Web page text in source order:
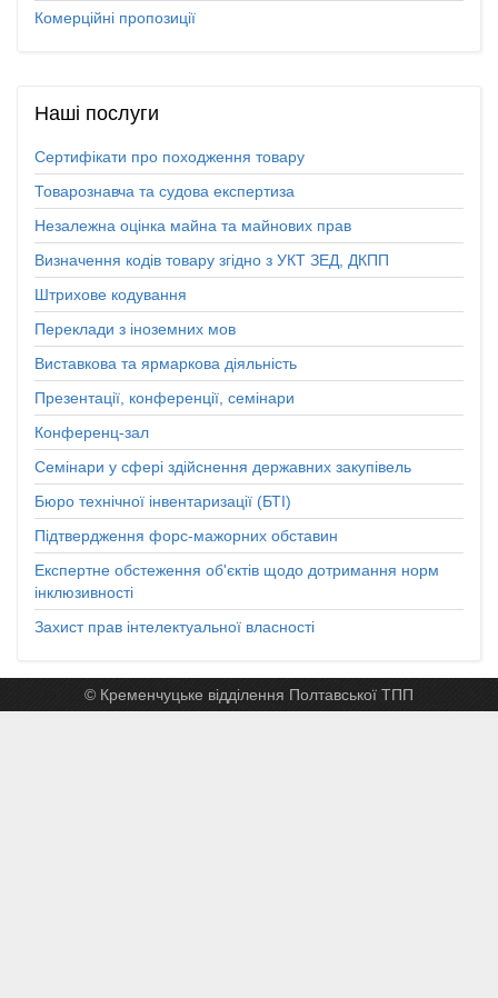
Комерційні пропозиції
Наші послуги
Сертифікати про походження товару
Товарознавча та судова експертиза
Незалежна оцінка майна та майнових прав
Визначення кодів товару згідно з УКТ ЗЕД, ДКПП
Штрихове кодування
Переклади з іноземних мов
Виставкова та ярмаркова діяльність
Презентації, конференції, семінари
Конференц-зал
Семінари у сфері здійснення державних закупівель
Бюро технічної інвентаризації (БТІ)
Підтвердження форс-мажорних обставин
Експертне обстеження об'єктів щодо дотримання норм
інклюзивності
Захист прав інтелектуальної власності
© Кременчуцьке відділення Полтавської ТПП